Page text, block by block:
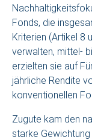
Fonds, die
Kriterien (Artikel 8
verwalten, mittel-
erzielten sie auf
jährliche Rendite
konventionellen
Zugute kam den
starke